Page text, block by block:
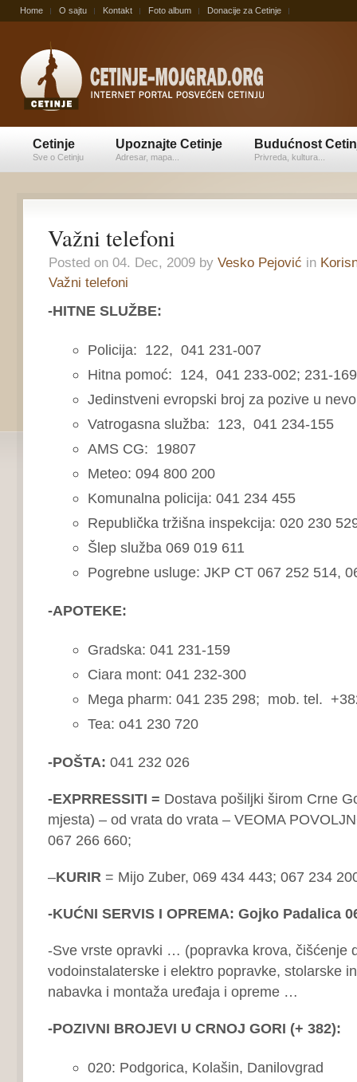
Home O sajtu Kontakt Foto album Donacije za Cetinje
Cetinje
Sve o Cetinju
Upoznajte Cetinje
Adresar, mapa...
Budućnost
Privreda, kultura...
Važni telefoni
Posted on 04. Dec, 2009 by Vesko Pejović in
Važni telefoni
-HITNE SLUŽBE:
Policija: 122, 041 231-007
Hitna pomoć: 124, 041 233-002; 231-169
Jedinstveni evropski broj za pozive u
Vatrogasna služba: 123, 041 234-155
AMS CG: 19807
Meteo: 094 800 200
Komunalna policija: 041 234 455
Republička tržišna inspekcija: 020 230
Šlep služba 069 019 611
Pogrebne usluge: JKP CT 067 252 514,
-APOTEKE:
Gradska: 041 231-159
Ciara mont: 041 232-300
Mega pharm: 041 235 298; mob. tel.
Tea: o41 230 720
-POŠTA: 041 232 026
-EXPRRESSITI = Dostava pošiljki širom Crne
mjesta) – od vrata do vrata – VEOMA
067 266 660;
–KURIR = Mijo Zuber, 069 434 443; 067 234
-KUĆNI SERVIS I OPREMA: Gojko Padalica
-Sve vrste opravki … (popravka krova, čišćenje
vodoinstalaterske i elektro popravke, stolarske
nabavka i montaža uređaja i opreme …
-POZIVNI BROJEVI U CRNOJ GORI (+ 382):
020: Podgorica, Kolašin, Danilovgrad